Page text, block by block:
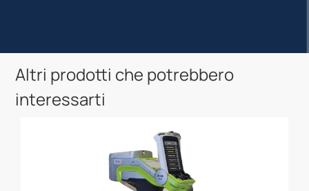
Altri prodotti che potrebbero
interessarti